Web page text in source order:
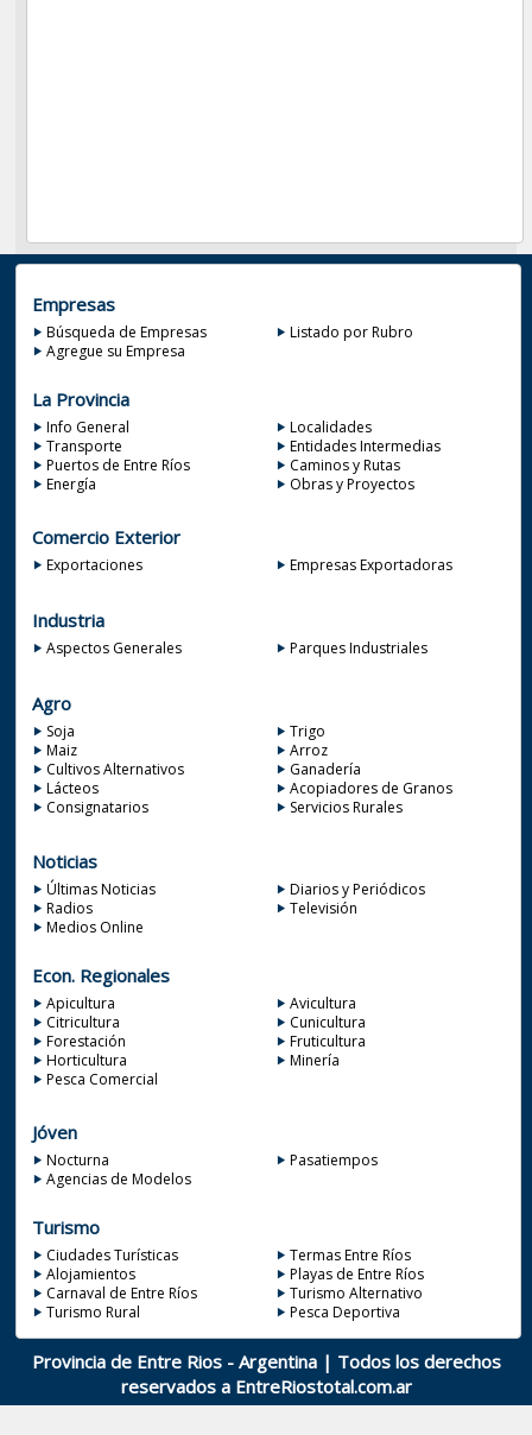
Empresas
Búsqueda de Empresas
Listado por Rubro
Agregue su Empresa
La Provincia
Info General
Localidades
Transporte
Entidades Intermedias
Puertos de Entre Ríos
Caminos y Rutas
Energía
Obras y Proyectos
Comercio Exterior
Exportaciones Empresas Exportadoras
Industria
Aspectos Generales Parques Industriales
Agro
Soja
Trigo
Maiz
Arroz
Cultivos Alternativos
Ganadería
Lácteos
Acopiadores de Granos
Consignatarios
Servicios Rurales
Noticias
Últimas Noticias
Diarios y Periódicos
Radios
Televisión
Medios Online
Econ. Regionales
Apicultura
Avicultura
Citricultura
Cunicultura
Forestación
Fruticultura
Horticultura
Minería
Pesca Comercial
Jóven
Nocturna
Pasatiempos
Agencias de Modelos
Turismo
Ciudades Turísticas
Termas Entre Ríos
Alojamientos
Playas de Entre Ríos
Carnaval de Entre Ríos
Turismo Alternativo
Turismo Rural
Pesca Deportiva
Provincia de Entre Rios - Argentina | Todos los derechos
reservados a EntreRiostotal.com.ar